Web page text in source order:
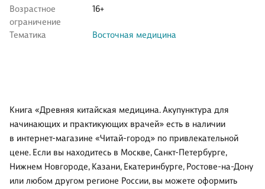
Возрастное
ограничение
16+
Тематика Восточная медицина
Книга «Древняя китайская медицина. Акупунктура для
начинающих и практикующих врачей» есть в наличии
в интернет-магазине «Читай-город» по привлекательной
цене. Если вы находитесь в Москве, Санкт-Петербурге,
Нижнем Новгороде, Казани, Екатеринбурге, Ростове-на-Дону
или любом другом регионе России, вы можете оформить